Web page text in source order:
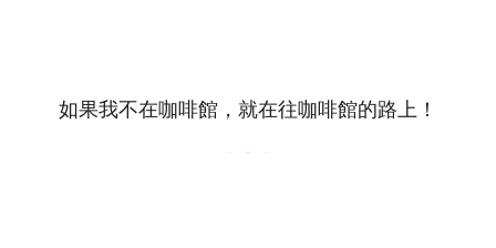
如果我不在咖啡館，就在往咖啡館的路上！